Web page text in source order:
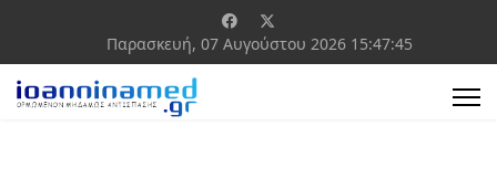
Παρασκευή, 07 Αυγούστου 2026 15:47:45